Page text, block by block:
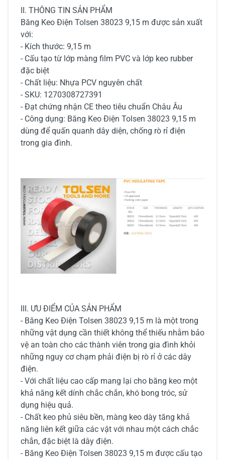
II. THÔNG TIN SẢN PHẨM
Băng Keo Điện Tolsen 38023 9,15 m được sản xuất
với:
- Kích thước: 9,15 m
- Cấu tạo từ lớp màng film PVC và lớp keo rubber
đặc biệt
- Chất liệu: Nhựa PCV nguyên chất
- SKU: 1270308727391
- Đạt chứng nhận CE theo tiêu chuẩn Châu Âu
- Công dụng: Băng Keo Điện Tolsen 38023 9,15 m
dùng để quấn quanh dây diện, chống rò rỉ điện
trong gia đình.
III. ƯU ĐIỂM CỦA SẢN PHẨM
- Băng Keo Điện Tolsen 38023 9,15 m là một trong
những vật dụng cần thiết không thể thiếu nhằm bảo
vệ an toàn cho các thành viên trong gia đình khỏi
những nguy cơ chạm phải điện bị rò rỉ ở các dây
điện.
- Với chất liệu cao cấp mang lại cho băng keo một
khả năng kết dính chắc chắn, khó bong tróc, sử
dụng hiệu quả.
- Chất keo phủ siêu bền, màng keo dày tăng khả
năng liên kết giữa các vật với nhau một cách chắc
chắn, đặc biệt là dây điện.
- Băng Keo Điện Tolsen 38023 9,15 m được cấu tạo